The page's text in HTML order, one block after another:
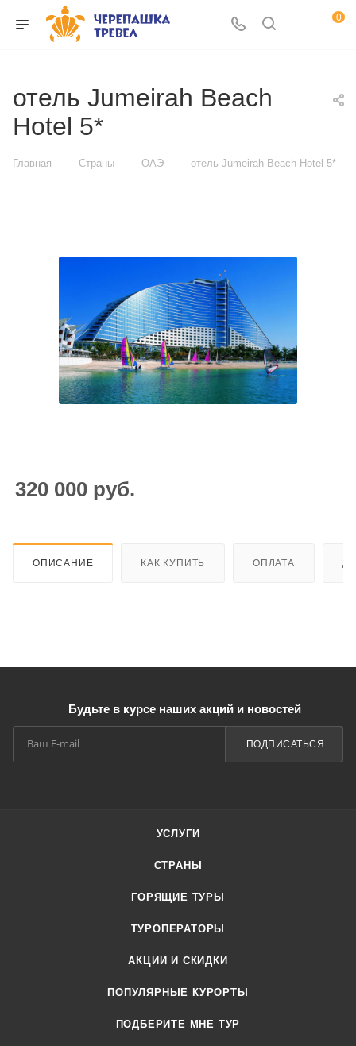
0
отель Jumeirah Beach
Hotel 5*
Главная — Страны — ОАЭ — отель Jumeirah Beach Hotel 5*
320 000 руб.
ОПИСАНИЕ КАК КУПИТЬ ОПЛАТА
Будьте в курсе наших акций и новостей
ПОДПИСАТЬСЯ
УСЛУГИ
СТРАНЫ
ГОРЯЩИЕ ТУРЫ
ТУРОПЕРАТОРЫ
АКЦИИ И СКИДКИ
ПОПУЛЯРНЫЕ КУРОРТЫ
ПОДБЕРИТЕ МНЕ ТУР